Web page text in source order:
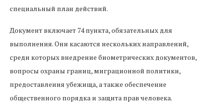
специальный план действий.
Документ включает 74 пункта, обязательных для
выполнения. Они касаются нескольких направлений,
среди которых внедрение биометрических документов,
вопросы охраны границ, миграционной политики,
предоставления убежища, а также обеспечение
общественного порядка и защита прав человека.